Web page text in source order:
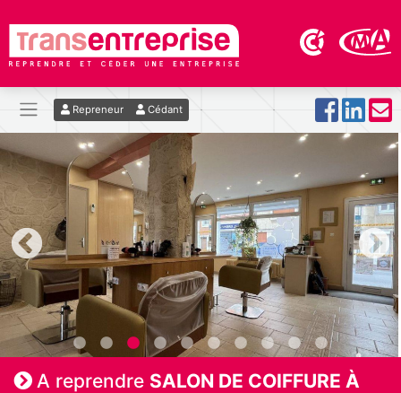
Repreneur Cédant
A reprendre SALON DE COIFFURE À